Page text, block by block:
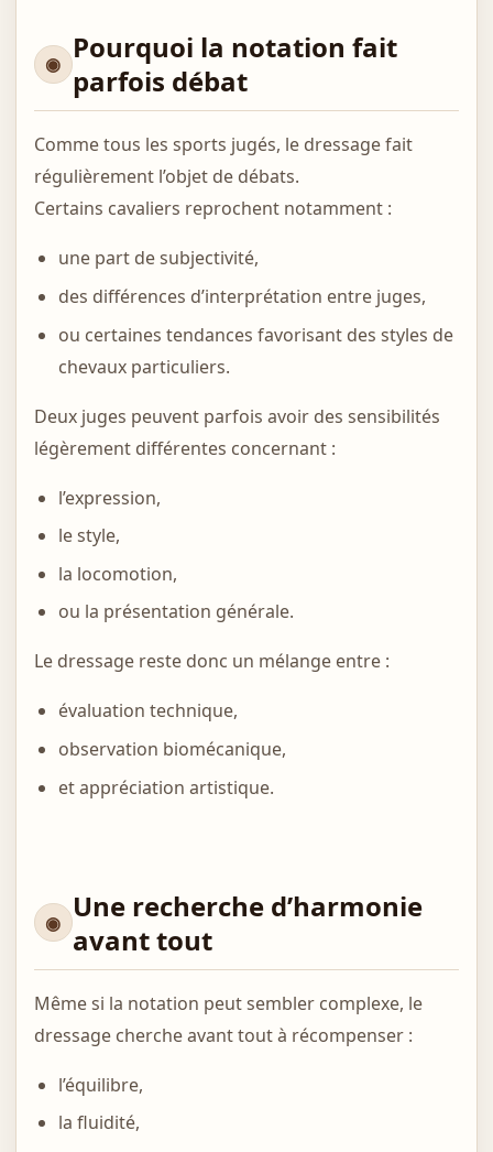
Pourquoi la notation fait
parfois débat
Comme tous les sports jugés, le dressage fait
régulièrement l’objet de débats.
Certains cavaliers reprochent notamment :
une part de subjectivité,
des différences d’interprétation entre juges,
ou certaines tendances favorisant des styles de
chevaux particuliers.
Deux juges peuvent parfois avoir des sensibilités
légèrement différentes concernant :
l’expression,
le style,
la locomotion,
ou la présentation générale.
Le dressage reste donc un mélange entre :
évaluation technique,
observation biomécanique,
et appréciation artistique.
Une recherche d’harmonie
avant tout
Même si la notation peut sembler complexe, le
dressage cherche avant tout à récompenser :
l’équilibre,
la fluidité,